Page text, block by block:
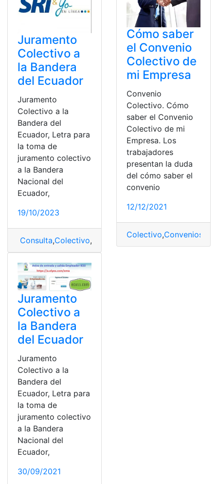
Juramento
Colectivo a
la Bandera
del Ecuador
Juramento
Colectivo a la
Bandera del
Ecuador, Letra para
la toma de
juramento colectivo
a la Bandera
Nacional del
Ecuador,
19/10/2023
Consulta,Colectivo, Juramento juramento a la bandera
Cómo saber
el Convenio
Colectivo de
mi Empresa
Convenio
Colectivo. Cómo
saber el Convenio
Colectivo de mi
Empresa. Los
trabajadores
presentan la duda
del cómo saber el
convenio
12/12/2021
Colectivo,Convenios
Juramento
Colectivo a
la Bandera
del Ecuador
Juramento
Colectivo a la
Bandera del
Ecuador, Letra para
la toma de
juramento colectivo
a la Bandera
Nacional del
Ecuador,
30/09/2021